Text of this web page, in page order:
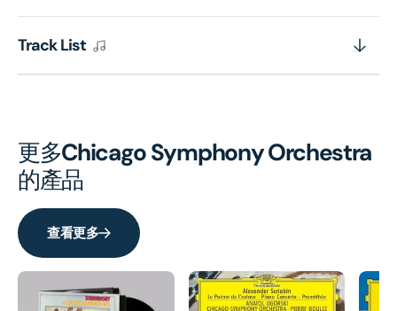
4
Etudes
4
Track List
更多Chicago Symphony Orchestra
的產品
查看更多